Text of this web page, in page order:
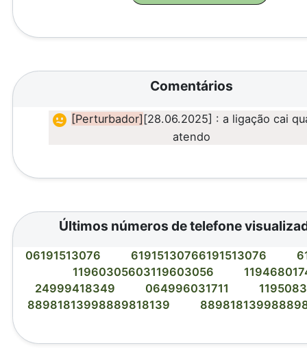
Comentários
[Perturbador] [28.06.2025] : a ligação cai
atendo
Últimos números de telefone
06191513076 61915130766191513076
11960305603119603056
24999418349
064996031711
88981813998889818139